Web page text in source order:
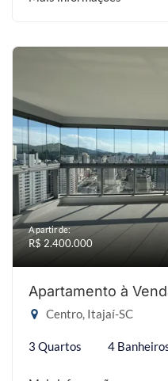
A partir de:
R$ 2.400.000
Apartamento à
Centro, Itajaí-SC
3 Quartos 4